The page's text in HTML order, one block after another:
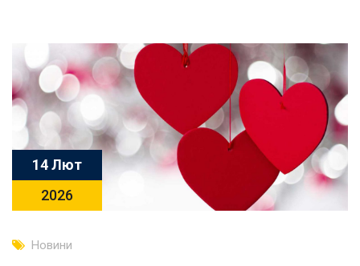
14 Лют
2026
Новини